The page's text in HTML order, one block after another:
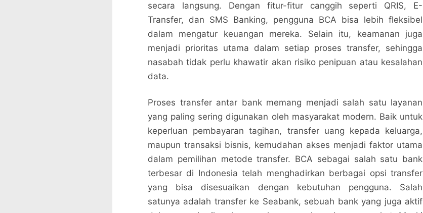
secara langsung. Dengan fitur-fitur canggih seperti QRIS, E-
Transfer, dan SMS Banking, pengguna BCA bisa lebih fleksibel
dalam mengatur keuangan mereka. Selain itu, keamanan juga
menjadi prioritas utama dalam setiap proses transfer, sehingga
nasabah tidak perlu khawatir akan risiko penipuan atau kesalahan
data.
Proses transfer antar bank memang menjadi salah satu layanan
yang paling sering digunakan oleh masyarakat modern. Baik untuk
keperluan pembayaran tagihan, transfer uang kepada keluarga,
maupun transaksi bisnis, kemudahan akses menjadi faktor utama
dalam pemilihan metode transfer. BCA sebagai salah satu bank
terbesar di Indonesia telah menghadirkan berbagai opsi transfer
yang bisa disesuaikan dengan kebutuhan pengguna. Salah
satunya adalah transfer ke Seabank, sebuah bank yang juga aktif